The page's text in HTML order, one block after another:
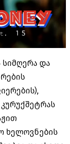
სიმღერა და
ხელოვნების